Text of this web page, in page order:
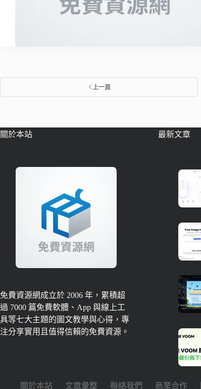
上一頁
關於本站
免費資源網成立於 2006 年，累積超
過 7000 篇免費軟體、App 與線上工
具等七大主題的圖文教學與心得，專
注分享實用且值得信賴的免費資源。
最新文章
關於本站 文章彙整 聯絡我們 商業合作